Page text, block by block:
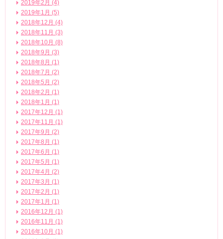
2019年2月 (4)
2019年1月 (5)
2018年12月 (4)
2018年11月 (3)
2018年10月 (8)
2018年9月 (3)
2018年8月 (1)
2018年7月 (2)
2018年5月 (2)
2018年2月 (1)
2018年1月 (1)
2017年12月 (1)
2017年11月 (1)
2017年9月 (2)
2017年8月 (1)
2017年6月 (1)
2017年5月 (1)
2017年4月 (2)
2017年3月 (1)
2017年2月 (1)
2017年1月 (1)
2016年12月 (1)
2016年11月 (1)
2016年10月 (1)